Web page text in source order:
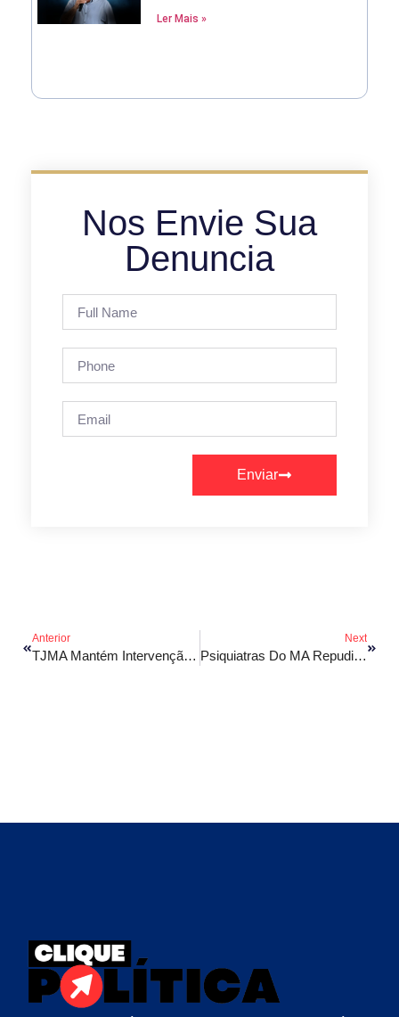
Ler Mais »
Nos Envie Sua
Denuncia
Enviar
Anterior
TJMA Mantém Intervenção De 180 Dias Em Turilândia
Next
Psiquiatras Do MA Repudiam Retirada Do Nome Nina Rodrigues